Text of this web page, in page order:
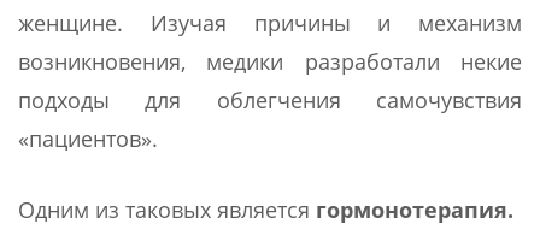
женщине. Изучая причины и механизм
возникновения, медики разработали некие
подходы для облегчения самочувствия
«пациентов».
Одним из таковых является гормонотерапия.